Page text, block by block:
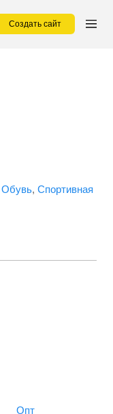
Создать сайт
Обувь Спортивная
Опт